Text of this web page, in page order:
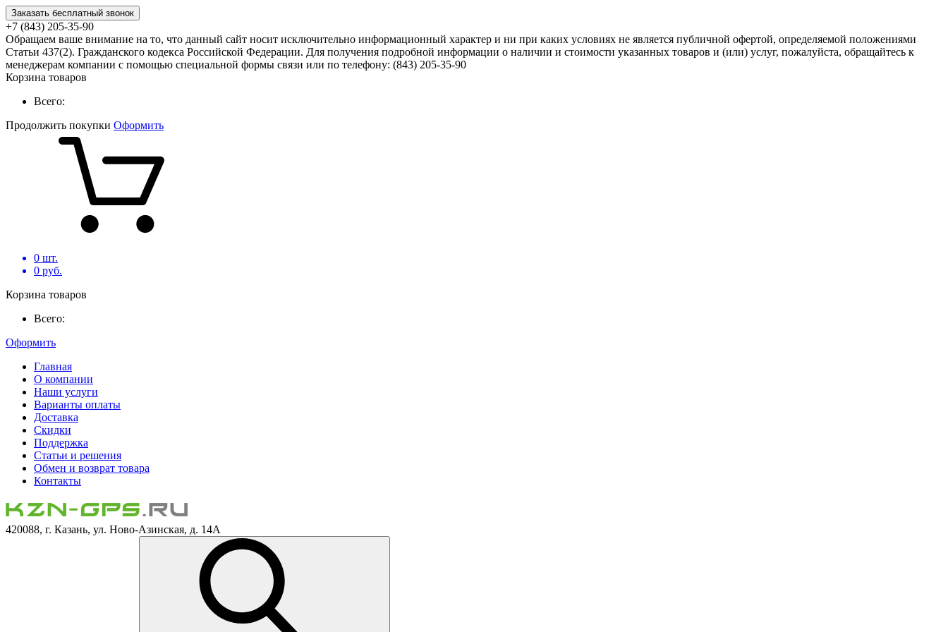
Заказать бесплатный звонок
+7 (843) 205-35-90
Обращаем ваше внимание на то, что данный сайт носит исключительно информационный характер и ни при каких условиях не является публичной офертой, определяемой положениями
Статьи 437(2). Гражданского кодекса Российской Федерации. Для получения подробной информации о наличии и стоимости указанных товаров и (или) услуг, пожалуйста, обращайтесь к
менеджерам компании с помощью специальной формы связи или по телефону: (843) 205-35-90
Корзина товаров
Всего:
Продолжить покупки Оформить
0 шт.
0 руб.
Корзина товаров
Всего:
Оформить
Главная
О компании
Наши услуги
Варианты оплаты
Доставка
Скидки
Поддержка
Статьи и решения
Обмен и возврат товара
Контакты
420088, г. Казань, ул. Ново-Азинская, д. 14А